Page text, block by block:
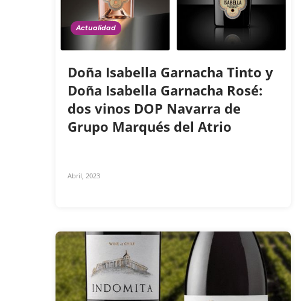
Actualidad
Doña Isabella Garnacha Tinto y
Doña Isabella Garnacha Rosé:
dos vinos DOP Navarra de
Grupo Marqués del Atrio
Abril, 2023